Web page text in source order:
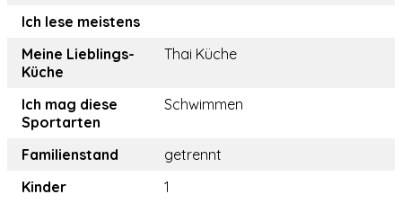
Ich lese meistens
Meine Lieblings-
Küche
Thai Küche
Ich mag diese
Sportarten
Schwimmen
Familienstand
getrennt
Kinder
1